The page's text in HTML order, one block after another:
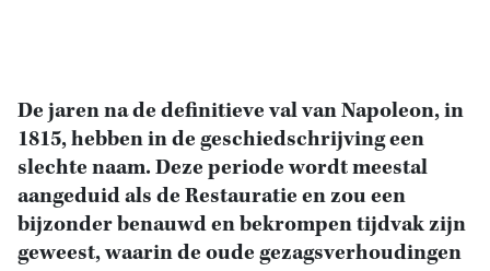
De jaren na de definitieve val van Napoleon, in
1815, hebben in de geschiedschrijving een
slechte naam. Deze periode wordt meestal
aangeduid als de Restauratie en zou een
bijzonder benauwd en bekrompen tijdvak zijn
geweest, waarin de oude gezagsverhoudingen